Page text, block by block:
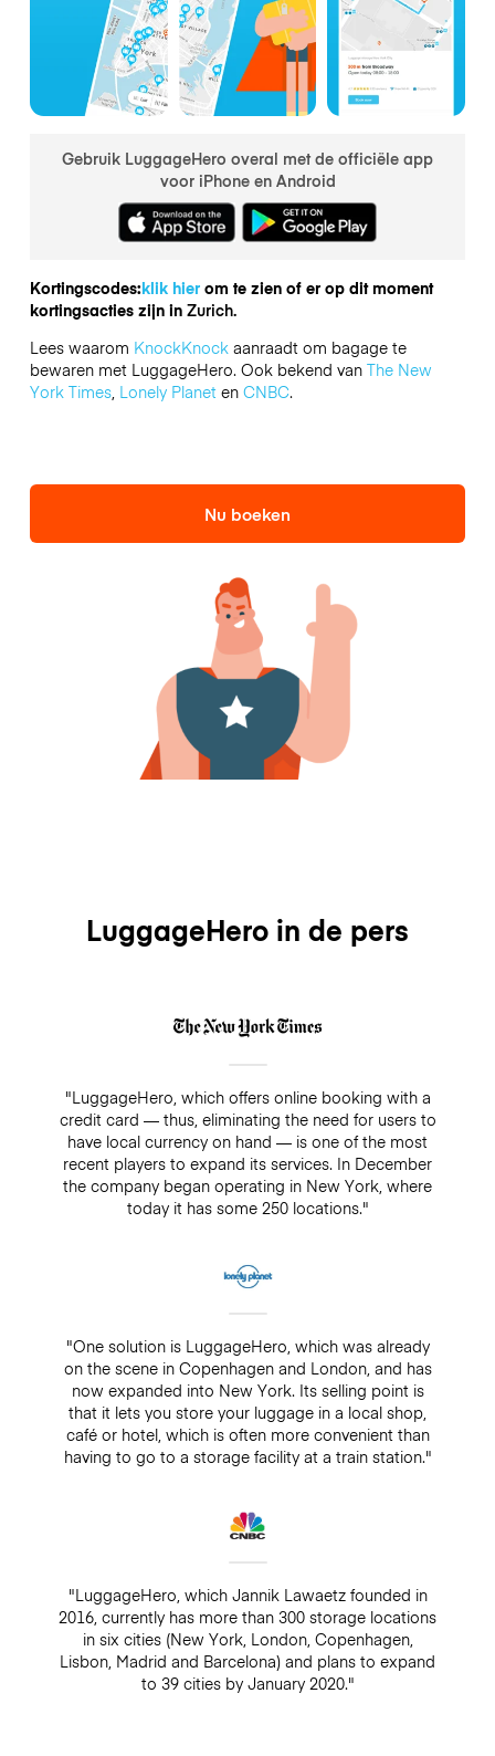
Gebruik LuggageHero overal met de officiële app
voor iPhone en Android
Kortingscodes:klik hierom te zien of er op dit moment
kortingsacties zijn in Zurich.
Lees waarom KnockKnockaanraadt om bagage te
bewaren met LuggageHero. Ook bekend van The New
York Times, Lonely Planeten CNBC.
Nu boeken
LuggageHero in de pers
"LuggageHero, which offers online booking with a
credit card — thus, eliminating the need for users to
have local currency on hand — is one of the most
recent players to expand its services. In December
the company began operating in New York, where
today it has some 250 locations."
"One solution is LuggageHero, which was already
on the scene in Copenhagen and London, and has
now expanded into New York. Its selling point is
that it lets you store your luggage in a local shop,
café or hotel, which is often more convenient than
having to go to a storage facility at a train station."
"LuggageHero, which Jannik Lawaetz founded in
2016, currently has more than 300 storage locations
in six cities (New York, London, Copenhagen,
Lisbon, Madrid and Barcelona) and plans to expand
to 39 cities by January 2020."